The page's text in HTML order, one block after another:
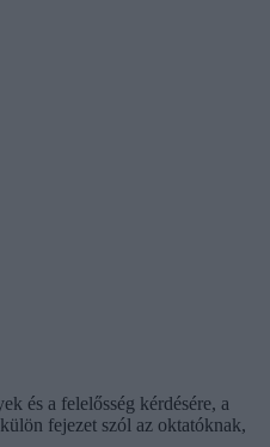
és a felelősség kérdésére, a
fejezet szól az oktatóknak,